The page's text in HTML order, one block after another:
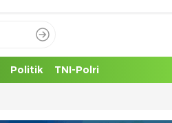
Politik TNI-Polri